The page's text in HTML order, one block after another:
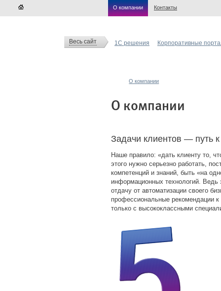
О компании Контакты
Весь сайт 1С решения Корпоративные
О компании
О компании
Задачи клиентов — путь
Наше правило: «дать клиенту то,
этого нужно серьезно работать,
компетенций и знаний, быть «на
информационных технологий. Ведь
отдачу от автоматизации своего
профессиональные рекомендации
только с высококлассными